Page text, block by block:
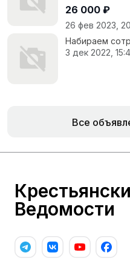
26 000 ₽
26 фев 2023,
Набираем
3 дек 2022,
Все
Ведомости